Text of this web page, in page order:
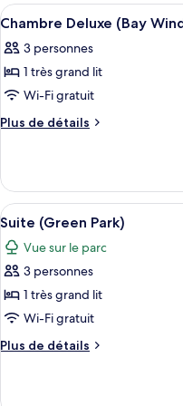
Deluxe
de
Chambre
Deluxe
Afficher
toutes
les
photos
pour
ce
chambre :
Chambre
Deluxe
(Bay
Window)
6
Chambre Deluxe (Bay
3 personnes
1 très grand lit
Wi-Fi gratuit
Plus de détails
Plus
le
type
de
chambre
Chambre
Deluxe
Window)
Afficher
toutes
les
photos
pour
ce
type
de
Suite
6
Suite (Green Park)
Vue sur le parc
3 personnes
1 très grand lit
Wi-Fi gratuit
Plus de détails
Plus